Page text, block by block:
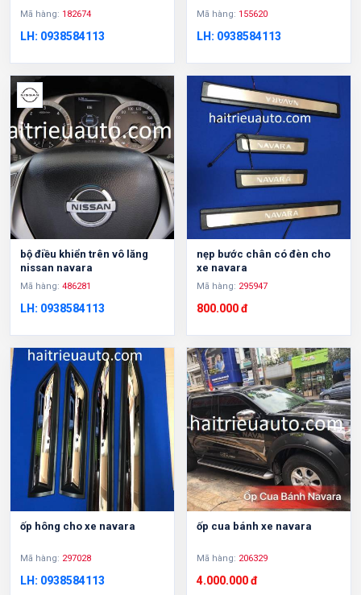
Mã hàng: 182674
LH: 0938584113
Mã hàng: 155620
LH: 0938584113
bộ điều khiển trên vô lăng
nissan navara
Mã hàng: 486281
LH: 0938584113
nẹp bước chân có đèn cho
xe navara
Mã hàng: 295947
800.000 đ
ốp hông cho xe navara
Mã hàng: 297028
LH: 0938584113
ốp cua bánh xe navara
Mã hàng: 206329
4.000.000 đ